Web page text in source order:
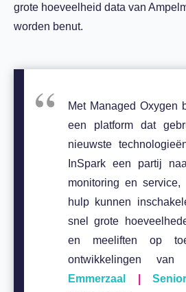
grote hoeveelheid data van
worden benut.
Met Managed Oxygen
een platform dat
nieuwste
InSpark een partij
monitoring en
hulp kunnen
snel grote
en meeliften op
ontwikkelingen van
Emmerzaal